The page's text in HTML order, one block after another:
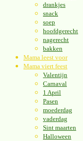
drankjes
snack
soep
hoofdgerecht
nagerecht
bakken
Mama leest voor
Mama viert feest
Valentijn
Carnaval
1 April
Pasen
moederdag
vaderdag
Sint maarten
Halloween